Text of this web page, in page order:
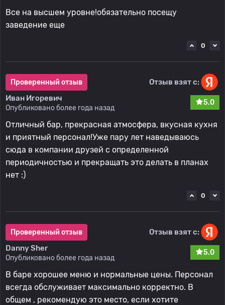
Все на высшем уровне!обязательно посещу
заведение еще
0
Проверенный отзыв
Отзыв взят с:
Иван Игоревич
Опубликовано более года назад
5.0
Отличный бар, прекрасная атмосфера, вкусная кухня
и приятный персонал!Уже пару лет наведываюсь
сюда в компании друзей с определенной
периодичностью и прекращать это делать в планах
нет :)
0
Проверенный отзыв
Отзыв взят с:
Danny Sher
Опубликовано более года назад
5.0
В баре хорошее меню и нормальные цены. Персонал
всегда обслуживает максимально корректно. В
общем , рекомендую это место, если хотите